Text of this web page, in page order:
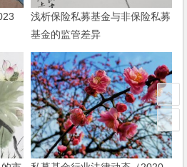
浅析保险私募基金与非保险私募
基金的监管差异